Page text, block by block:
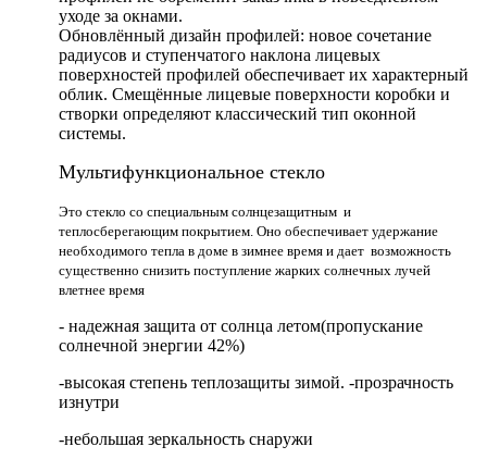
уходе за окнами.
Обновлённый дизайн профилей: новое сочетание
радиусов и ступенчатого наклона лицевых
поверхностей профилей обеспечивает их характерный
облик. Смещённые лицевые поверхности коробки и
створки определяют классический тип оконной
системы.
Мультифункциональное стекло
Это стекло со специальным солнцезащитным и
теплосберегающим покрытием. Оно обеспечивает удержание
необходимого тепла в доме в зимнее время и дает возможность
существенно снизить поступление жарких солнечных лучей
влетнее время
- надежная защита от солнца летом(пропускание
солнечной энергии 42%)
-высокая степень теплозащиты зимой. -прозрачность
изнутри
-небольшая зеркальность снаружи